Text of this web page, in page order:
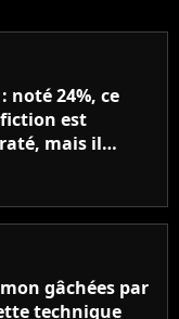
noté 24%, ce
est
mais il
pire à
gâchées par
technique